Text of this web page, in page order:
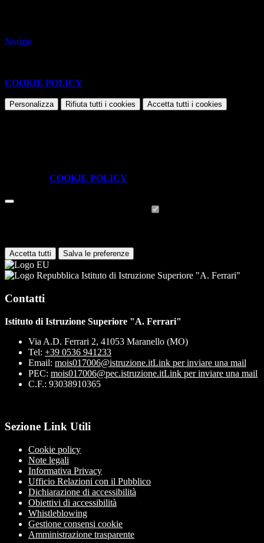
Notizie
COOKIE POLICY
Personalizza Rifiuta tutti i cookies Accetta tutti i cookies
COOKIE POLICY
Accetta tutti Salva le preferenze
Istituto di Istruzione Superiore "A. Ferrari"
Contatti
Istituto di Istruzione Superiore "A. Ferrari"
Via A.D. Ferrari 2, 41053 Maranello (MO)
Tel: +39 0536 941233
Email: mois017006@istruzione.itLink per inviare una mail
PEC: mois017006@pec.istruzione.itLink per inviare una mail
C.F.: 93038910365
Sezione Link Utili
Cookie policy
Note legali
Informativa Privacy
Ufficio Relazioni con il Pubblico
Dichiarazione di accessibilità
Obiettivi di accessibilità
Whistleblowing
Gestione consensi cookie
Amministrazione trasparente